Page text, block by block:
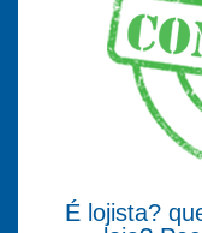
É lojista?